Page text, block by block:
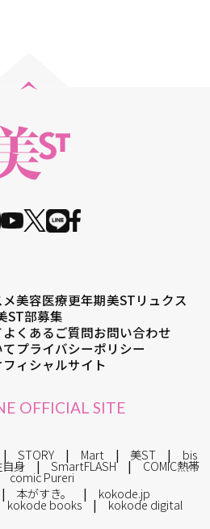
美容医療更年期美STリュクス
ST部募集
よくあるご質問お問い合わせ
プライバシーポリシー
ィシャルサイト
OFFICIAL SITE
STORY Mart 美ST bis
身 SmartFLASH COMIC熱帯
comic Pureri
本がすき。 kokode.jp
kokode books kokode digital